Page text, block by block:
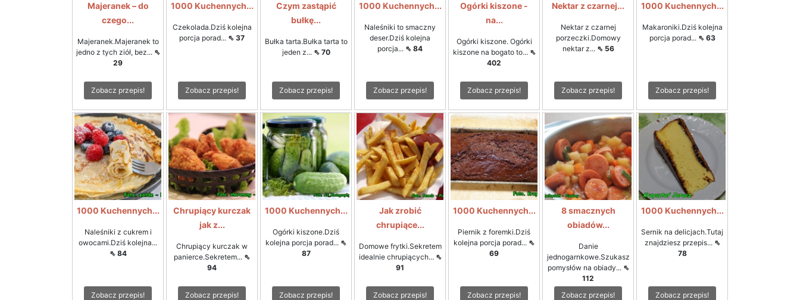
Majeranek – do
czego...
Majeranek.Majeranek to
jedno z tych ziół, bez... ⇖
29
Zobacz przepis!
1000 Kuchennych...
Czekolada.Dziś kolejna
porcja porad... ⇖ 37
Zobacz przepis!
Czym zastąpić
bułkę...
Bułka tarta.Bułka tarta to
jeden z... ⇖ 70
Zobacz przepis!
1000 Kuchennych...
Naleśniki to smaczny
deser.Dziś kolejna
porcja... ⇖ 84
Zobacz przepis!
Ogórki kiszone -
na...
Ogórki kiszone. Ogórki
kiszone na bogato to... ⇖
402
Zobacz przepis!
Nektar z czarnej...
Nektar z czarnej
porzeczki.Domowy
nektar z... ⇖ 56
Zobacz przepis!
1000 Kuchennych...
Makaroniki.Dziś kolejna
porcja porad... ⇖ 63
Zobacz przepis!
1000 Kuchennych...
Naleśniki z cukrem i
owocami.Dziś kolejna...
⇖ 84
Zobacz przepis!
Chrupiący kurczak
jak z...
Chrupiący kurczak w
panierce.Sekretem... ⇖
94
Zobacz przepis!
1000 Kuchennych...
Ogórki kiszone.Dziś
kolejna porcja porad... ⇖
87
Zobacz przepis!
Jak zrobić
chrupiące...
Domowe frytki.Sekretem
idealnie chrupiących... ⇖
91
Zobacz przepis!
1000 Kuchennych...
Piernik z foremki.Dziś
kolejna porcja porad... ⇖
69
Zobacz przepis!
8 smacznych
obiadów...
Danie
jednogarnkowe.Szukasz
pomysłów na obiady... ⇖
112
Zobacz przepis!
1000 Kuchennych...
Sernik na delicjach.Tutaj
znajdziesz przepis... ⇖
78
Zobacz przepis!